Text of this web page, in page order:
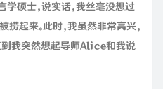
硕士，说实话，我丝毫没想过
来。此时，我虽然非常高兴，
到我突然想起导师Alice和我说